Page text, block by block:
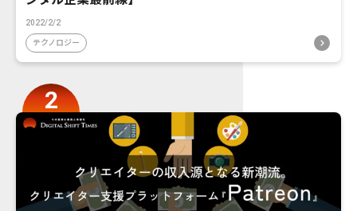
2022/2/2
テクノロジー